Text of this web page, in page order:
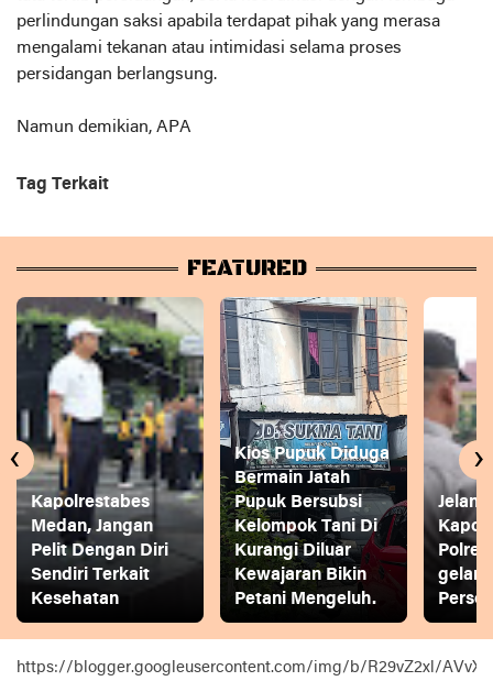
perlindungan saksi apabila terdapat pihak yang merasa
mengalami tekanan atau intimidasi selama proses
persidangan berlangsung.
Namun demikian, APA
Tag Terkait
FEATURED
Kapolrestabes
Medan, Jangan
Pelit Dengan Diri
Sendiri Terkait
Kesehatan
Kios Pupuk Diduga
Bermain Jatah
Pupuk Bersubsi
Kelompok Tani Di
Kurangi Diluar
Kewajaran Bikin
Petani Mengeluh.
gelar
‹ ›
https://blogger.googleusercontent.com/img/b/R29vZ2xl/